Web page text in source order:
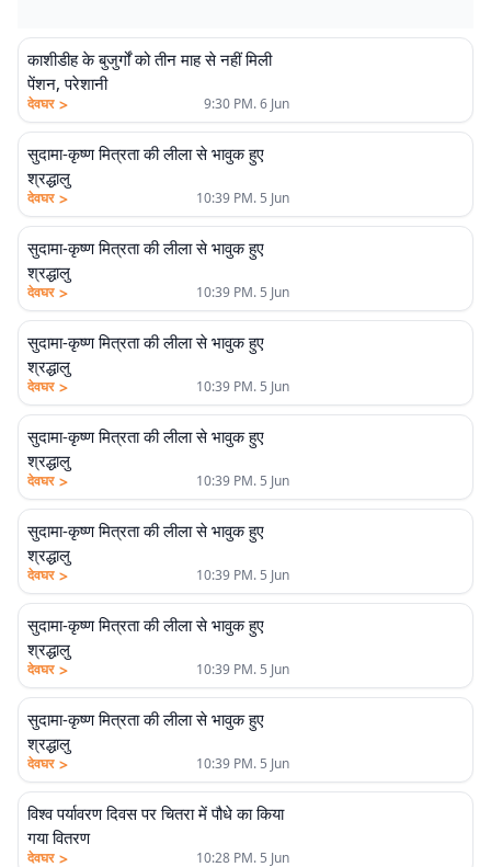
काशीडीह के बुजुर्गों को तीन माह से नहीं मिली
पेंशन, परेशानी
देवघर > 9:30 PM. 6 Jun
सुदामा-कृष्ण मित्रता की लीला से भावुक हुए
श्रद्धालु
देवघर > 10:39 PM. 5 Jun
सुदामा-कृष्ण मित्रता की लीला से भावुक हुए
श्रद्धालु
देवघर > 10:39 PM. 5 Jun
सुदामा-कृष्ण मित्रता की लीला से भावुक हुए
श्रद्धालु
देवघर > 10:39 PM. 5 Jun
सुदामा-कृष्ण मित्रता की लीला से भावुक हुए
श्रद्धालु
देवघर > 10:39 PM. 5 Jun
सुदामा-कृष्ण मित्रता की लीला से भावुक हुए
श्रद्धालु
देवघर > 10:39 PM. 5 Jun
सुदामा-कृष्ण मित्रता की लीला से भावुक हुए
श्रद्धालु
देवघर > 10:39 PM. 5 Jun
सुदामा-कृष्ण मित्रता की लीला से भावुक हुए
श्रद्धालु
देवघर > 10:39 PM. 5 Jun
विश्व पर्यावरण दिवस पर चितरा में पौधे का किया
गया वितरण
देवघर > 10:28 PM. 5 Jun